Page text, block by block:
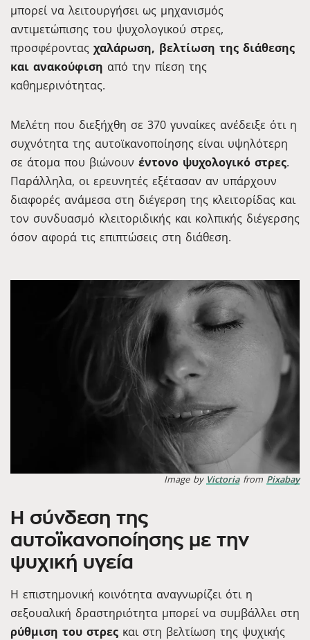
μπορεί να λειτουργήσει ως μηχανισμός
αντιμετώπισης του ψυχολογικού στρες,
προσφέροντας χαλάρωση, βελτίωση της διάθεσης
και ανακούφιση από την πίεση της
καθημερινότητας.
Μελέτη που διεξήχθη σε 370 γυναίκες ανέδειξε ότι η
συχνότητα της αυτοϊκανοποίησης είναι υψηλότερη
σε άτομα που βιώνουν έντονο ψυχολογικό στρες.
Παράλληλα, οι ερευνητές εξέτασαν αν υπάρχουν
διαφορές ανάμεσα στη διέγερση της κλειτορίδας και
τον συνδυασμό κλειτοριδικής και κολπικής διέγερσης
όσον αφορά τις επιπτώσεις στη διάθεση.
Image by Victoriafrom Pixabay
Η σύνδεση της
αυτοϊκανοποίησης με την
ψυχική υγεία
Η επιστημονική κοινότητα αναγνωρίζει ότι η
σεξουαλική δραστηριότητα μπορεί να συμβάλλει στη
ρύθμιση του στρες και στη βελτίωση της ψυχικής